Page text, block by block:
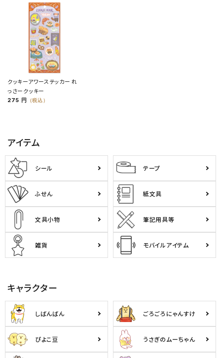
クッキーアワーステッカー れ
っさークッキー
275 円 （税込）
アイテム
シール テープ
ふせん 紙文具
文具小物 筆記用具等
雑貨 モバイルアイテム
キャラクター
しばんばん ごろごろにゃんすけ
ぴよこ豆 うさぎのムーちゃん